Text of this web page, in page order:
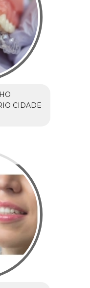
CIDADE